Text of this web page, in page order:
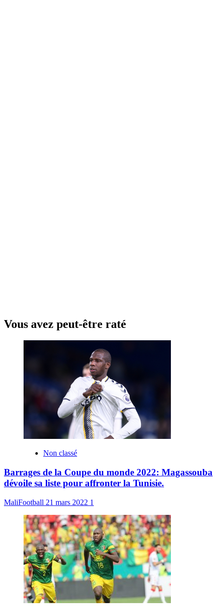
Vous avez peut-être raté
Non classé
Barrages de la Coupe du monde 2022: Magassouba
dévoile sa liste pour affronter la Tunisie.
MaliFootball 21 mars 2022 1